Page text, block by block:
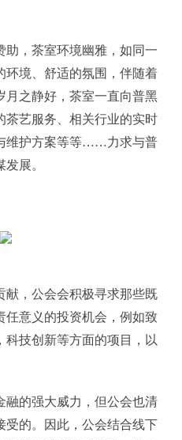
助，茶室环境幽雅，如同一
环境、舒适的氛围，伴随着
月之静好，茶室一直向普黑
茶艺服务、相关行业的实时
维护方案等等……力求与普
展。
献，公会会积极寻求那些既
任意义的投资机会，例如致
科技创新等方面的项目，以
融的强大威力，但公会也清
受的。因此，公会结合线下